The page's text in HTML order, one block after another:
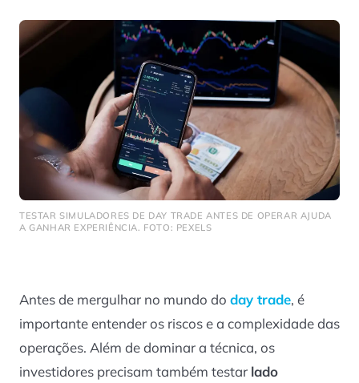
TESTAR SIMULADORES DE DAY TRADE ANTES DE OPERAR AJUDA
A GANHAR EXPERIÊNCIA. FOTO: PEXELS
Antes de mergulhar no mundo do day trade, é
importante entender os riscos e a complexidade das
operações. Além de dominar a técnica, os
investidores precisam também testar lado